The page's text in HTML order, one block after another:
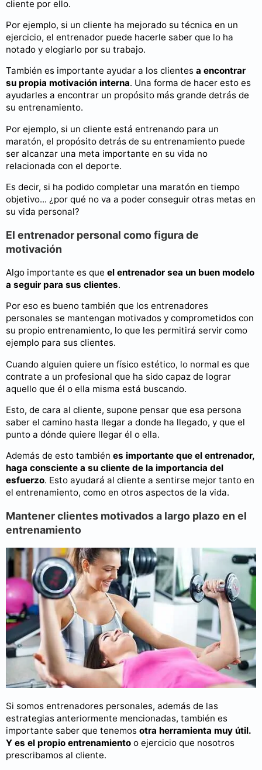
cliente por ello.
Por ejemplo, si un cliente ha mejorado su técnica en un
ejercicio, el entrenador puede hacerle saber que lo ha
notado y elogiarlo por su trabajo.
También es importante ayudar a los clientes a encontrar
su propia motivación interna. Una forma de hacer esto es
ayudarles a encontrar un propósito más grande detrás de
su entrenamiento.
Por ejemplo, si un cliente está entrenando para un
maratón, el propósito detrás de su entrenamiento puede
ser alcanzar una meta importante en su vida no
relacionada con el deporte.
Es decir, si ha podido completar una maratón en tiempo
objetivo... ¿por qué no va a poder conseguir otras metas en
su vida personal?
El entrenador personal como figura de
motivación
Algo importante es que el entrenador sea un buen modelo
a seguir para sus clientes.
Por eso es bueno también que los entrenadores
personales se mantengan motivados y comprometidos con
su propio entrenamiento, lo que les permitirá servir como
ejemplo para sus clientes.
Cuando alguien quiere un físico estético, lo normal es que
contrate a un profesional que ha sido capaz de lograr
aquello que él o ella misma está buscando.
Esto, de cara al cliente, supone pensar que esa persona
saber el camino hasta llegar a donde ha llegado, y que el
punto a dónde quiere llegar él o ella.
Además de esto también es importante que el entrenador,
haga consciente a su cliente de la importancia del
esfuerzo. Esto ayudará al cliente a sentirse mejor tanto en
el entrenamiento, como en otros aspectos de la vida.
Mantener clientes motivados a largo plazo en el
entrenamiento
Si somos entrenadores personales, además de las
estrategias anteriormente mencionadas, también es
importante saber que tenemos otra herramienta muy útil.
Y es el propio entrenamiento o ejercicio que nosotros
prescribamos al cliente.